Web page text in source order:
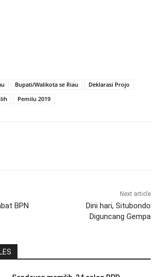
Bupati/Walikota se Riau
Deklarasi Projo
Pemilu 2019
BPN
Next article
Dini hari, Situbondo
Diguncang Gempa